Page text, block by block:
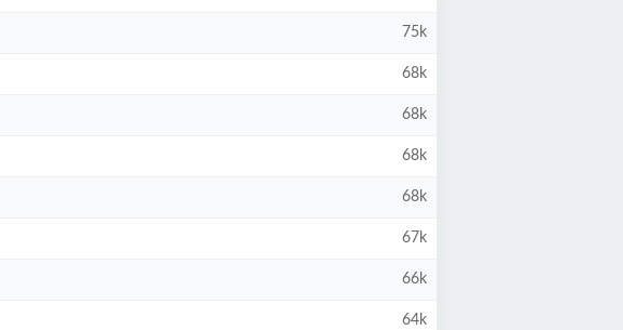
75k
68k
68k
68k
68k
67k
66k
64k